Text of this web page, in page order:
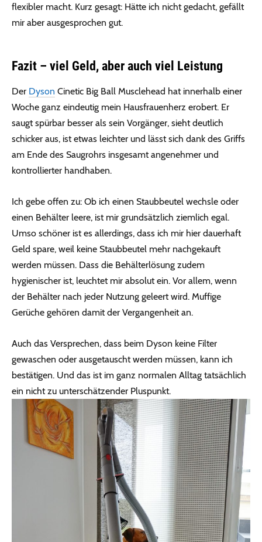
flexibler macht. Kurz gesagt: Hätte ich nicht gedacht, gefällt
mir aber ausgesprochen gut.
Fazit – viel Geld, aber auch viel Leistung
Der Dyson Cinetic Big Ball Musclehead hat innerhalb einer
Woche ganz eindeutig mein Hausfrauenherz erobert. Er
saugt spürbar besser als sein Vorgänger, sieht deutlich
schicker aus, ist etwas leichter und lässt sich dank des Griffs
am Ende des Saugrohrs insgesamt angenehmer und
kontrollierter handhaben.
Ich gebe offen zu: Ob ich einen Staubbeutel wechsle oder
einen Behälter leere, ist mir grundsätzlich ziemlich egal.
Umso schöner ist es allerdings, dass ich mir hier dauerhaft
Geld spare, weil keine Staubbeutel mehr nachgekauft
werden müssen. Dass die Behälterlösung zudem
hygienischer ist, leuchtet mir absolut ein. Vor allem, wenn
der Behälter nach jeder Nutzung geleert wird. Muffige
Gerüche gehören damit der Vergangenheit an.
Auch das Versprechen, dass beim Dyson keine Filter
gewaschen oder ausgetauscht werden müssen, kann ich
bestätigen. Und das ist im ganz normalen Alltag tatsächlich
ein nicht zu unterschätzender Pluspunkt.